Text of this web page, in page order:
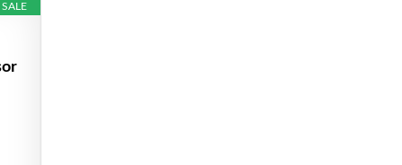
SALE